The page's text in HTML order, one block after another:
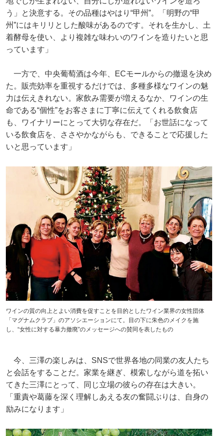
う」と決意する。その品種はやはり“甲州”。「明野の“甲
州”にはキリリとした酸味があるのです。それを生かし、土
着酵母を使い、より複雑な味わいのワインを造りたいと思
っています」
一方で、中央葡萄酒は今年、ECモールからの撤退を決め
た。販売効率を重視するだけでは、多種多様なワインの魅
力は伝えきれない。家飲み需要が増えるなか、ワインの生
命である“個性”をお客さまに丁寧に伝えてくれる飲食店
も、ワイナリーにとって大切な存在だ。「お世話になって
いる飲食店を、ささやかながらも、できることで応援した
いと思っています」
ワインの質の向上とよい消費を促すことを目的としたワイン業界の女性団体
「マグナムクラブ」のアソシエーションにて。目の下に朱色のメイクを施
し、“女性に対する暴力撤廃”のメッセージへの賛同を表したもの
今、三澤の楽しみは、SNSで世界各地の同業の友人たち
と会話をすることだ。家業を継ぎ、模索しながら道を拓い
てきた三澤にとって、同じ立場の彼らの存在は大きい。
「重責や葛藤を深く理解しあえる友の奮闘ぶりは、自身の
励みになります」